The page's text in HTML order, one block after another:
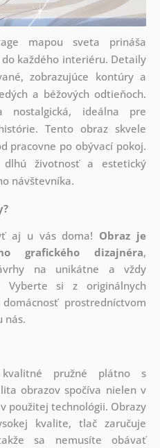
mapou sveta prináša
každého interiéru. Detaily
zobrazujúce kontúry a
a béžových odtieňoch.
ideálna pre
Tento obraz skvele
pracovne po obývací pokoj.
životnosť a estetický
návštevníka.
aj u vás doma! Obraz je
grafického dizajnéra,
na unikátne a vždy
Vyberte si z originálnych
prostredníctvom
nás.
pružné plátno s
obrazov spočíva nielen v
použitej technológii. Obrazy
kvalite, tlač zaručuje
sa nemusíte obávať